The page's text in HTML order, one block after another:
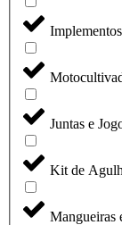
Implementos
Juntas e
Kit de
Mangueiras